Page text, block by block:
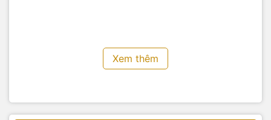
là công cụ hoàn hảo cho:
Các nhà sản xuất chương trình và đài truyền hình
Các tổ chức sự kiện và doanh nghiệp: Ghi lại các buổi
Xem thêm